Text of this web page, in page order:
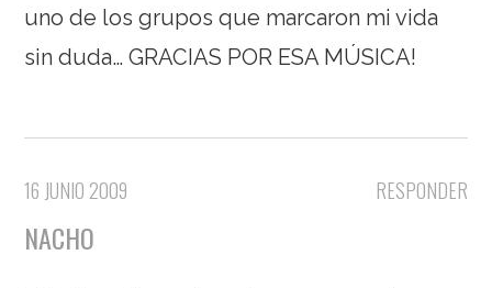
uno de los grupos que marcaron mi vida
sin duda… GRACIAS POR ESA MÚSICA!
RESPONDER
16 JUNIO 2009
NACHO